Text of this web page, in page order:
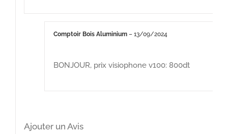
Comptoir Bois Aluminium – 13/09/2024
BONJOUR, prix visiophone v100: 800dt
Ajouter un Avis